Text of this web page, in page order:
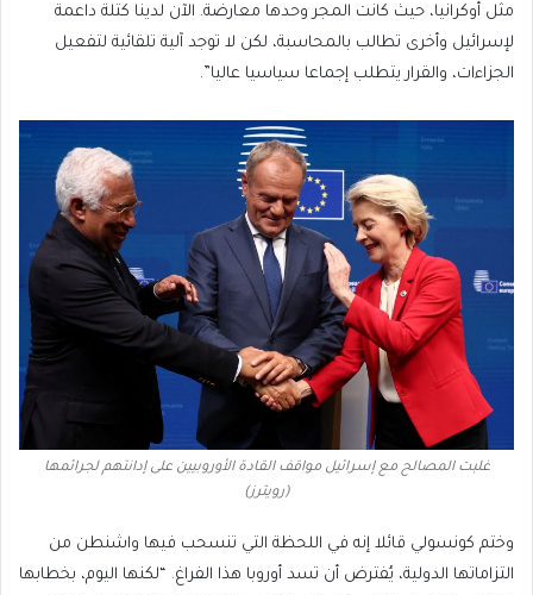
مثل أوكرانيا، حيث كانت المجر وحدها معارضة. الآن لدينا كتلة داعمة
لإسرائيل وأخرى تطالب بالمحاسبة، لكن لا توجد آلية تلقائية لتفعيل
الجزاءات، والقرار يتطلب إجماعا سياسيا عاليا”.
غلبت المصالح مع إسرائيل مواقف القادة الأوروبيين على إدانتهم لجرائمها
(رويترز)
وختم كونسولي قائلا إنه في اللحظة التي تنسحب فيها واشنطن من
التزاماتها الدولية، يُفترض أن تسد أوروبا هذا الفراغ. “لكنها اليوم، بخطابها